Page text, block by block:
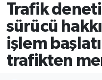
Trafik
sürücü
işlem
trafikten